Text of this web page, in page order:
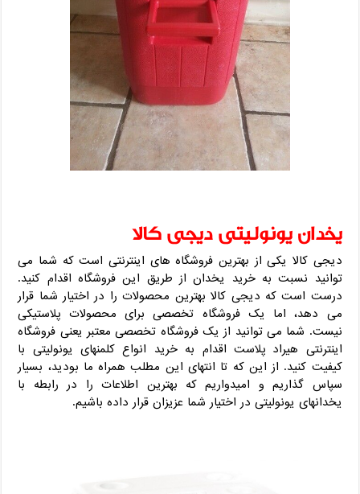
یخدان یونولیتی دیجی کالا
دیجی کالا یکی از بهترین فروشگاه های اینترنتی است که شما می
توانید نسبت به خرید یخدان از طریق این فروشگاه اقدام کنید.
درست است که دیجی کالا بهترین محصولات را در اختیار شما قرار
می دهد، اما یک فروشگاه تخصصی برای محصولات پلاستیکی
نیست. شما می توانید از یک فروشگاه تخصصی معتبر یعنی فروشگاه
اینترنتی هیراد پلاست اقدام به خرید انواع کلمنهای یونولیتی با
کیفیت کنید. از این که تا انتهای این مطلب همراه ما بودید، بسیار
سپاس گذاریم و امیدواریم که بهترین اطلاعات را در رابطه با
یخدانهای یونولیتی در اختیار شما عزیزان قرار داده باشیم.